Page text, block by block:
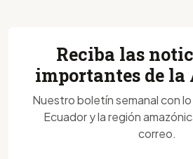
Reciba las
importantes de la
Nuestro boletín semanal con
Ecuador y la región
correo.